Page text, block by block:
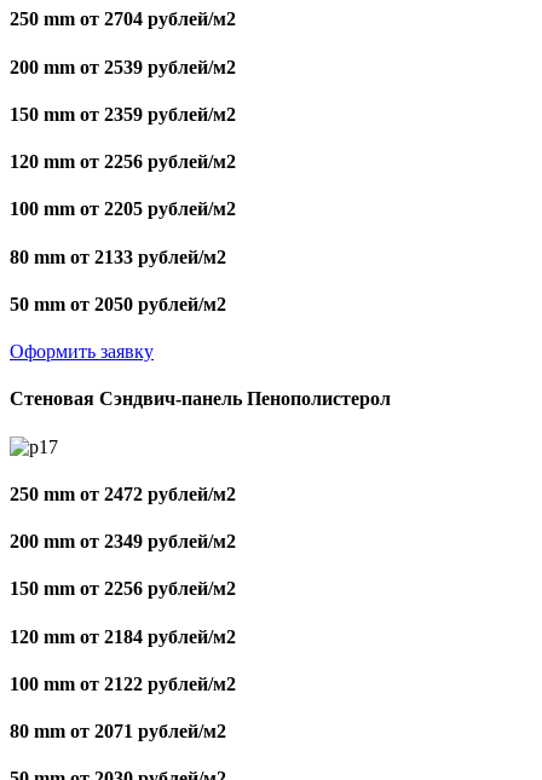
250 mm от 2704 рублей/м2
200 mm от 2539 рублей/м2
150 mm от 2359 рублей/м2
120 mm от 2256 рублей/м2
100 mm от 2205 рублей/м2
80 mm от 2133 рублей/м2
50 mm от 2050 рублей/м2
Оформить заявку
Стеновая Сэндвич-панель Пенополистерол
250 mm от 2472 рублей/м2
200 mm от 2349 рублей/м2
150 mm от 2256 рублей/м2
120 mm от 2184 рублей/м2
100 mm от 2122 рублей/м2
80 mm от 2071 рублей/м2